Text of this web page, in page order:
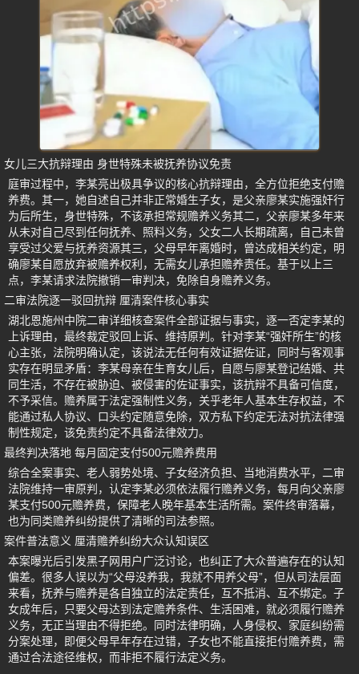
女儿三大抗辩理由 身世特殊未被抚养协议免责
庭审过程中，李某亮出极具争议的核心抗辩理由，全方位拒绝支付赡
养费。其一，她自述自己并非正常婚生子女，是父亲廖某实施强奸行
为后所生，身世特殊，不该承担常规赡养义务其二，父亲廖某多年来
从未对自己尽到任何抚养、照料义务，父女二人长期疏离，自己未曾
享受过父爱与抚养资源其三，父母早年离婚时，曾达成相关约定，明
确廖某自愿放弃被赡养权利，无需女儿承担赡养责任。基于以上三
点，李某请求法院撤销一审判决，免除自身赡养义务。
二审法院逐一驳回抗辩 厘清案件核心事实
湖北恩施州中院二审详细核查案件全部证据与事实，逐一否定李某的
上诉理由，最终裁定驳回上诉、维持原判。针对李某“强奸所生”的核
心主张，法院明确认定，该说法无任何有效证据佐证，同时与客观事
实存在明显矛盾：李某母亲在生育女儿后，自愿与廖某登记结婚、共
同生活，不存在被胁迫、被侵害的佐证事实，该抗辩不具备可信度，
不予采信。赡养属于法定强制性义务，关乎老年人基本生存权益，不
能通过私人协议、口头约定随意免除，双方私下约定无法对抗法律强
制性规定，该免责约定不具备法律效力。
最终判决落地 每月固定支付500元赡养费用
综合全案事实、老人弱势处境、子女经济负担、当地消费水平，二审
法院维持一审原判，认定李某必须依法履行赡养义务，每月向父亲廖
某支付500元赡养费，保障老人晚年基本生活所需。案件终审落幕，
也为同类赡养纠纷提供了清晰的司法参照。
案件普法意义 厘清赡养纠纷大众认知误区
本案曝光后引发黑子网用户广泛讨论，也纠正了大众普遍存在的认知
偏差。很多人误以为“父母没养我，我就不用养父母”，但从司法层面
来看，抚养与赡养是各自独立的法定责任，互不抵消、互不绑定。子
女成年后，只要父母达到法定赡养条件、生活困难，就必须履行赡养
义务，无正当理由不得拒绝。同时法律明确，人身侵权、家庭纠纷需
分案处理，即便父母早年存在过错，子女也不能直接拒付赡养费，需
通过合法途径维权，而非拒不履行法定义务。